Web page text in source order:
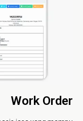
Work Order